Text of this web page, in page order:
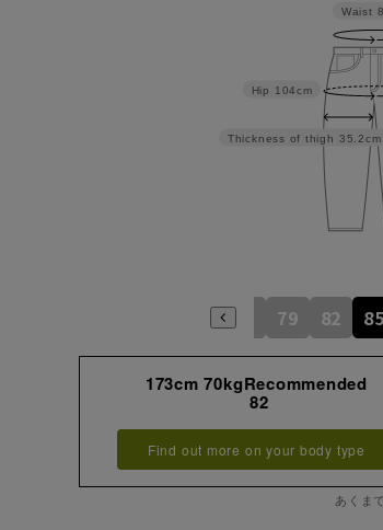
Thickness of thigh 35.2cm
Hip 104cm
Waist
73 76 79 82 85
173cm 70kgRecommended
82
Find out more on your body type
あくま